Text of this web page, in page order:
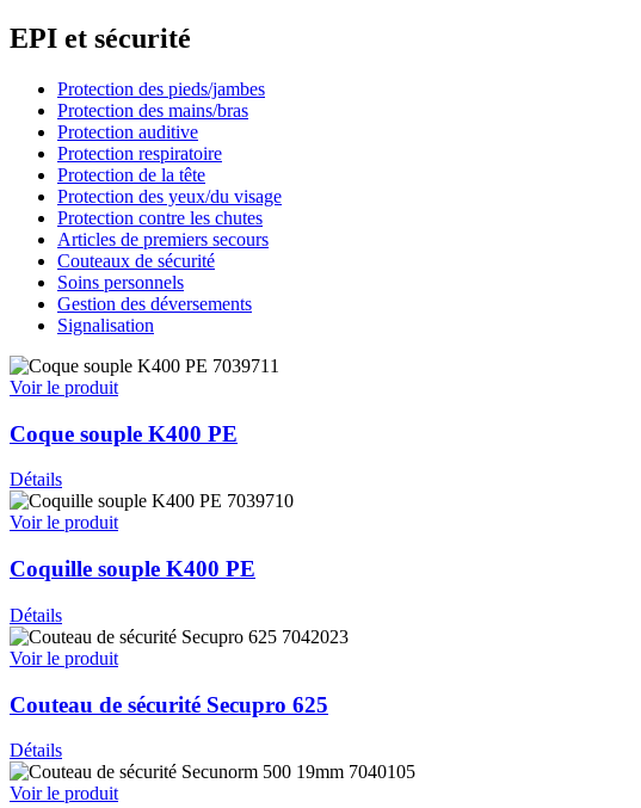
EPI et sécurité
Protection des pieds/jambes
Protection des mains/bras
Protection auditive
Protection respiratoire
Protection de la tête
Protection des yeux/du visage
Protection contre les chutes
Articles de premiers secours
Couteaux de sécurité
Soins personnels
Gestion des déversements
Signalisation
7039711
Voir le produit
Coque souple K400 PE
Détails
7039710
Voir le produit
Coquille souple K400 PE
Détails
7042023
Voir le produit
Couteau de sécurité Secupro 625
Détails
7040105
Voir le produit